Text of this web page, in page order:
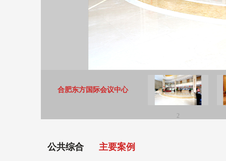
合肥东方国际会议中心
2
公共综合 主要案例